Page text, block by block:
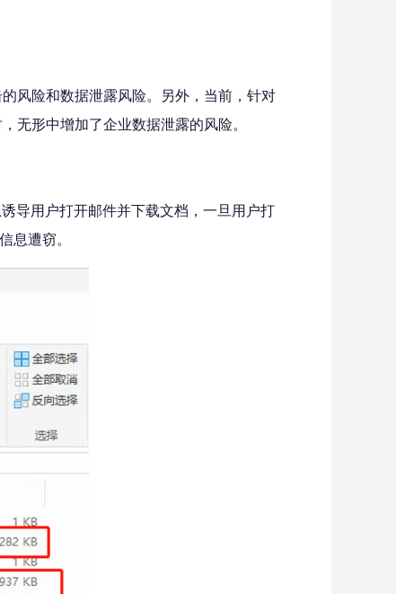
风险和数据泄露风险。另外，当前，针对
无形中增加了企业数据泄露的风险。
导用户打开邮件并下载文档，一旦用户打
遭窃。